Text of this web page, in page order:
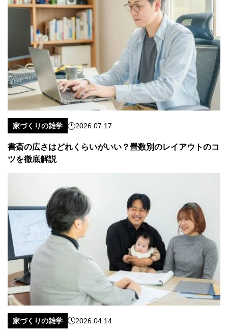
家づくりの雑学 2026.07.17
書斎の広さはどれくらいがいい？畳数別のレイアウトのコ
ツを徹底解説
家づくりの雑学 2026.04.14